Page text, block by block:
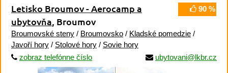
90 %
Letisko Broumov - Aerocamp a
ubytovňa, Broumov
Broumovské steny / Broumovsko / Kladské pomedzie /
Javoří hory / Stolové hory / Sovie hory
zobraz telefónne číslo
ubytovani@lkbr.cz